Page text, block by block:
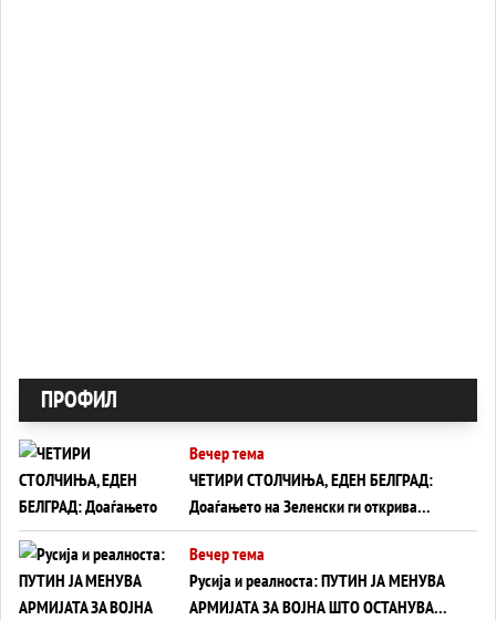
ПРОФИЛ
Вечер тема
ЧЕТИРИ СТОЛЧИЊА, ЕДЕН БЕЛГРАД:
Доаѓањето на Зеленски ги открива
тајните на политиката на балансирање
на Вучиќ
Вечер тема
Русија и реалноста: ПУТИН ЈА МЕНУВА
АРМИЈАТА ЗА ВОЈНА ШТО ОСТАНУВА